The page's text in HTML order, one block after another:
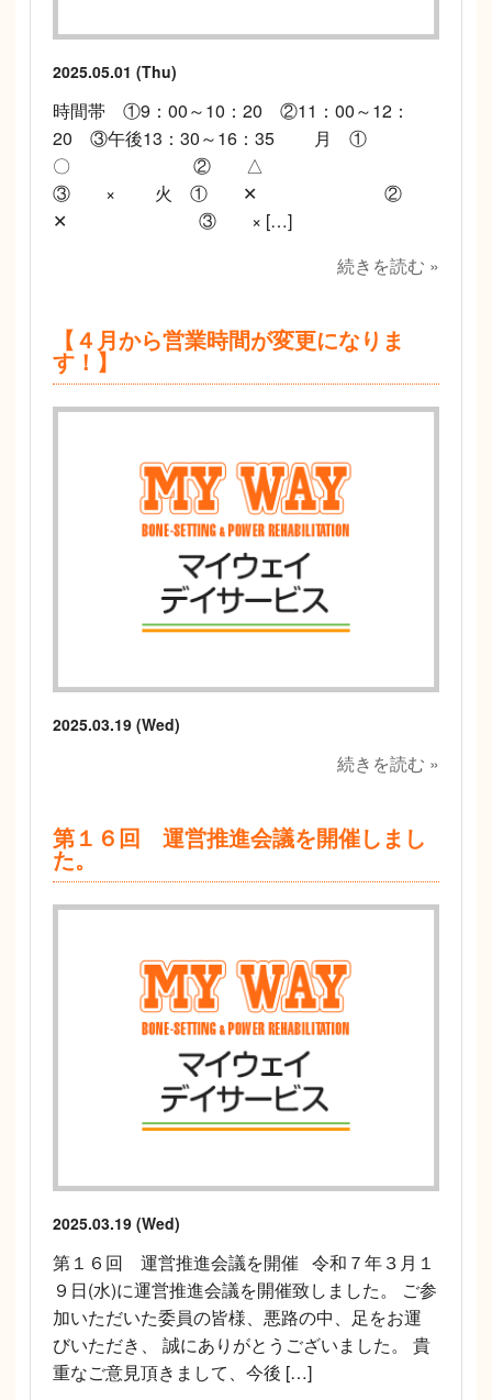
2025.05.01 (Thu)
時間帯 ①9：00～10：20 ②11：00～12：
20 ③午後13：30～16：35 月 ①
〇 ② △
③ × 火 ① ✕ ②
✕ ③ × […]
続きを読む »
【４月から営業時間が変更になりま
す！】
2025.03.19 (Wed)
続きを読む »
第１６回 運営推進会議を開催しまし
た。
2025.03.19 (Wed)
第１６回 運営推進会議を開催 令和７年３月１
９日(水)に運営推進会議を開催致しました。 ご参
加いただいた委員の皆様、悪路の中、足をお運
びいただき、 誠にありがとうございました。 貴
重なご意見頂きまして、今後 […]